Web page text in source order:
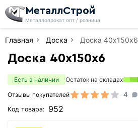
МеталлСтрой
Металлопрокат опт / розница
Главная Доска Доска 40х150х6
Доска 40х150х6
Есть в наличии
Остаток на складах
Отзывы покупателей
4
Код товара: 952